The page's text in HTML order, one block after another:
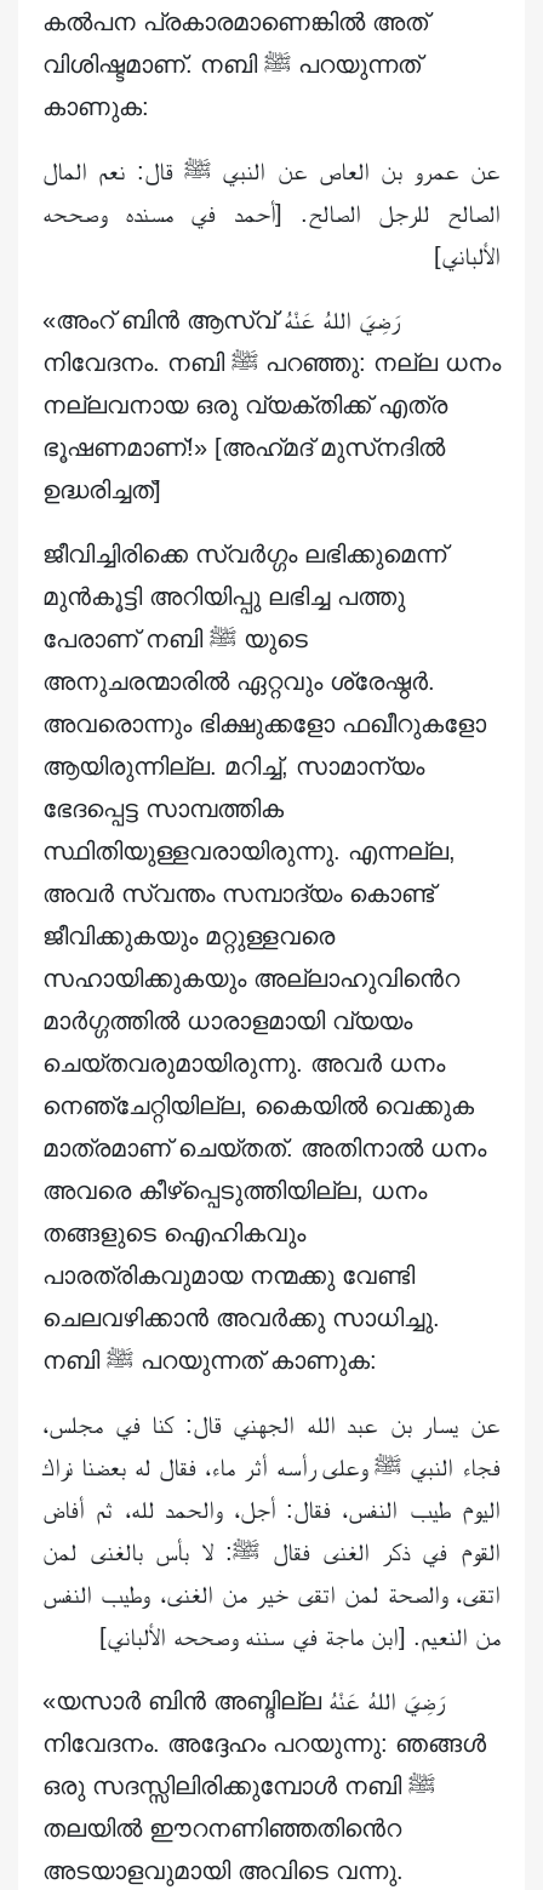
കൽപന പ്രകാരമാണെങ്കിൽ അത്
വിശിഷ്ടമാണ്. നബി ﷺ പറയുന്നത്
കാണുക:
عن عمرو بن العاص عن النبي ﷺ قال: نعم المال
الصالح للرجل الصالح. [أحمد في مسنده وصححه
الألباني]
«അംറ് ബിൻ ആസ്വ് رَضِيَ اللهُ عَنْهُ
നിവേദനം. നബി ﷺ പറഞ്ഞു: നല്ല ധനം
നല്ലവനായ ഒരു വ്യക്തിക്ക് എത്ര
ഭൂഷണമാണ്!» [അഹ്‌മദ് മുസ്‌നദിൽ
ഉദ്ധരിച്ചത്]
ജീവിച്ചിരിക്കെ സ്വർഗ്ഗം ലഭിക്കുമെന്ന്
മുൻകൂട്ടി അറിയിപ്പു ലഭിച്ച പത്തു
പേരാണ് നബി ﷺ യുടെ
അനുചരന്മാരിൽ ഏറ്റവും ശ്രേഷ്ഠർ.
അവരൊന്നും ഭിക്ഷുക്കളോ ഫഖീറുകളോ
ആയിരുന്നില്ല. മറിച്ച്, സാമാന്യം
ഭേദപ്പെട്ട സാമ്പത്തിക
സ്ഥിതിയുള്ളവരായിരുന്നു. എന്നല്ല,
അവർ സ്വന്തം സമ്പാദ്യം കൊണ്ട്
ജീവിക്കുകയും മറ്റുള്ളവരെ
സഹായിക്കുകയും അല്ലാഹുവിൻെറ
മാർഗ്ഗത്തിൽ ധാരാളമായി വ്യയം
ചെയ്തവരുമായിരുന്നു. അവർ ധനം
നെഞ്ചേറ്റിയില്ല, കൈയിൽ വെക്കുക
മാത്രമാണ് ചെയ്തത്. അതിനാൽ ധനം
അവരെ കീഴ്‌പ്പെടുത്തിയില്ല, ധനം
തങ്ങളുടെ ഐഹികവും
പാരത്രികവുമായ നന്മക്കു വേണ്ടി
ചെലവഴിക്കാൻ അവർക്കു സാധിച്ചു.
നബി ﷺ പറയുന്നത് കാണുക:
عن يسار بن عبد الله الجهني قال: كنا في مجلس،
فجاء النبي ﷺ وعلى رأسه أثر ماء، فقال له بعضنا نراك
اليوم طيب النفس، فقال: أجل، والحمد لله، ثم أفاض
القوم في ذكر الغنى فقال ﷺ: لا بأس بالغنى لمن
اتقى، والصحة لمن اتقى خير من الغنى، وطيب النفس
من النعيم. [ابن ماجة في سننه وصححه الألباني]
«യസാർ ബിൻ അബ്ദില്ല رَضِيَ اللهُ عَنْهُ
നിവേദനം. അദ്ദേഹം പറയുന്നു: ഞങ്ങൾ
ഒരു സദസ്സിലിരിക്കുമ്പോൾ നബി ﷺ
തലയിൽ ഈറനണിഞ്ഞതിൻെറ
അടയാളവുമായി അവിടെ വന്നു.